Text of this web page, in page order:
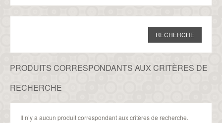
PRODUITS CORRESPONDANTS AUX CRITÈRES DE
RECHERCHE
Il n’y a aucun produit correspondant aux critères de recherche.